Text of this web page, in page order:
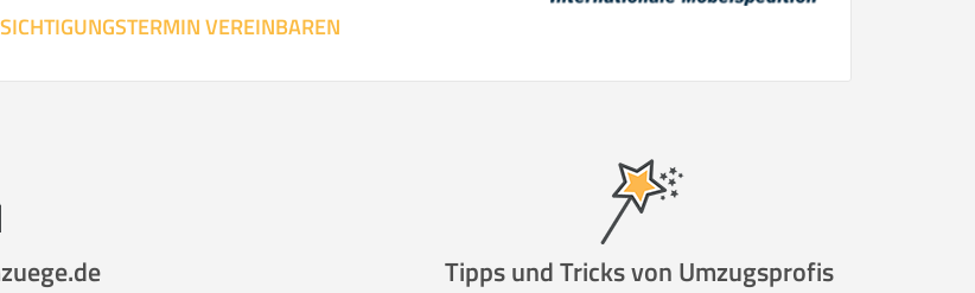
ERRECHNET SICH DIE KOSTENSCHÄTZUNG
VEREINBAREN
Tipps und Tricks von Umzugsprofis